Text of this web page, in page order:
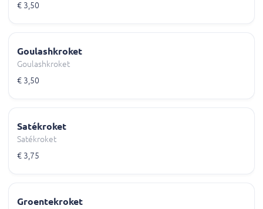
€ 3,50
Goulashkroket
Goulashkroket
€ 3,50
Satékroket
Satékroket
€ 3,75
Groentekroket